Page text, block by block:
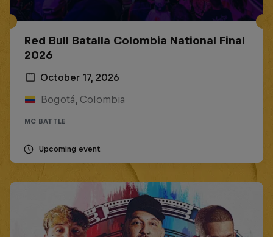
Red Bull Batalla Colombia National Final
2026
October 17, 2026
Bogotá, Colombia
MC BATTLE
Upcoming event